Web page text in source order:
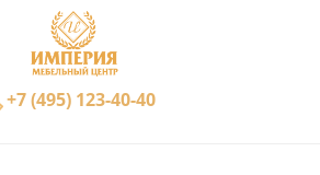
+7 (495) 123-40-40